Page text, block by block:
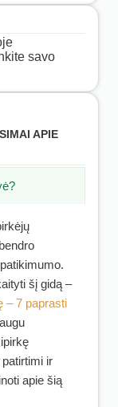
savo
APIE
šį gidą –
– 7 paprasti
ir
apie šią